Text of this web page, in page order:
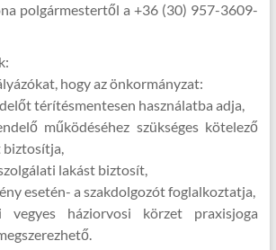
polgármestertől a +36 (30) 957-3609-
hogy az önkormányzat:
térítésmentesen használatba adja,
működéséhez szükséges kötelező
lakást biztosít,
esetén- a szakdolgozót foglalkoztatja,
vegyes háziorvosi körzet praxisjoga